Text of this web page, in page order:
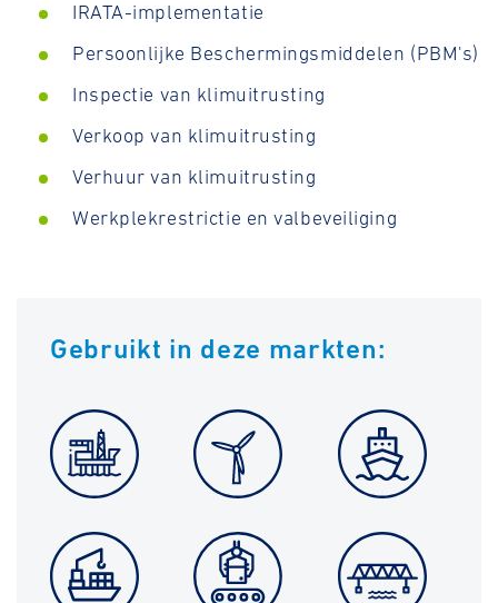
IRATA-implementatie
Persoonlijke Beschermingsmiddelen (PBM's)
Inspectie van klimuitrusting
Verkoop van klimuitrusting
Verhuur van klimuitrusting
Werkplekrestrictie en valbeveiliging
Gebruikt in deze markten: